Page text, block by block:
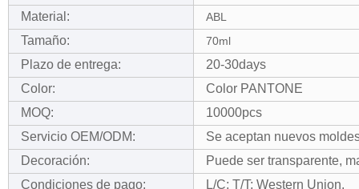
Material: ABL
Tamaño: 70ml
Plazo de entrega:
20-30days
Color:
Color PANTONE
MOQ:
10000pcs
Servicio OEM/ODM:
Se aceptan nuevos
Decoración:
Puede ser transparente,
Condiciones de pago:
L/C; T/T; Western Union.